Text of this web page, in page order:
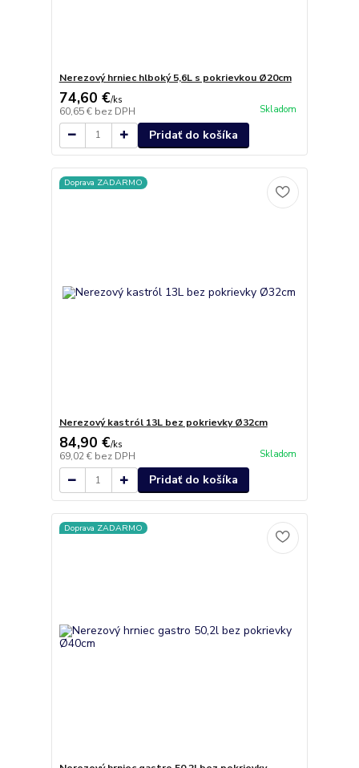
Nerezový hrniec hlboký 5,6L s pokrievkou Ø20cm
74,60 €/ks
60,65 € bez DPH Skladom
Pridať do košíka
Doprava ZADARMO
Nerezový kastról 13L bez pokrievky Ø32cm
84,90 €/ks
69,02 € bez DPH Skladom
Pridať do košíka
Doprava ZADARMO